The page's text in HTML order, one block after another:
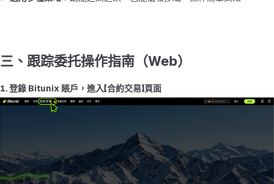
三、跟踪委托操作指南（Web）
1. 登錄 Bitunix 賬戶，進入【合約交易】頁面